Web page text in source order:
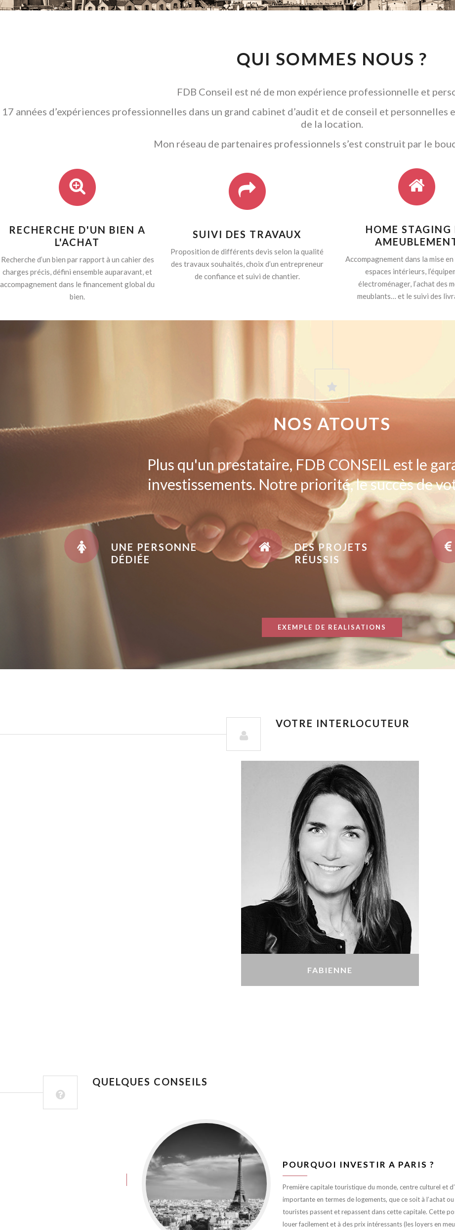
QUI SOMMES NOUS ?
FDB Conseil est né de mon expérience professionnelle et
17 années d’expériences professionnelles dans un grand cabinet d’audit et de conseil et
de la location.
Mon réseau de partenaires professionnels s’est construit par le
RECHERCHE D'UN BIEN A
L'ACHAT
Recherche d’un bien par rapport à un cahier des
charges précis, défini ensemble auparavant, et
accompagnement dans le financement global du
bien.
SUIVI DES TRAVAUX
Proposition de différents devis selon la qualité
des travaux souhaités, choix d’un entrepreneur
de confiance et suivi de chantier.
HOME STAGING
Accompagnement dans la mise
espaces intérieurs,
électroménager, l’achat des
meublants… et le suivi des
NOS ATOUTS
Plus qu'un prestataire, FDB CONSEIL est le
investissements. Notre priorité, le succès de
UNE PERSONNE
DÉDIÉE
DES PROJETS
RÉUSSIS
EXEMPLE DE REALISATIONS
VOTRE INTERLOCUTEUR
FABIENNE
QUELQUES CONSEILS
POURQUOI INVESTIR A PARIS ?
Première capitale touristique du monde, centre culturel et
importante en termes de logements, que ce soit à l’achat
touristes passent et repassent dans cette capitale. Cette
louer facilement et à des prix intéressants (les loyers en